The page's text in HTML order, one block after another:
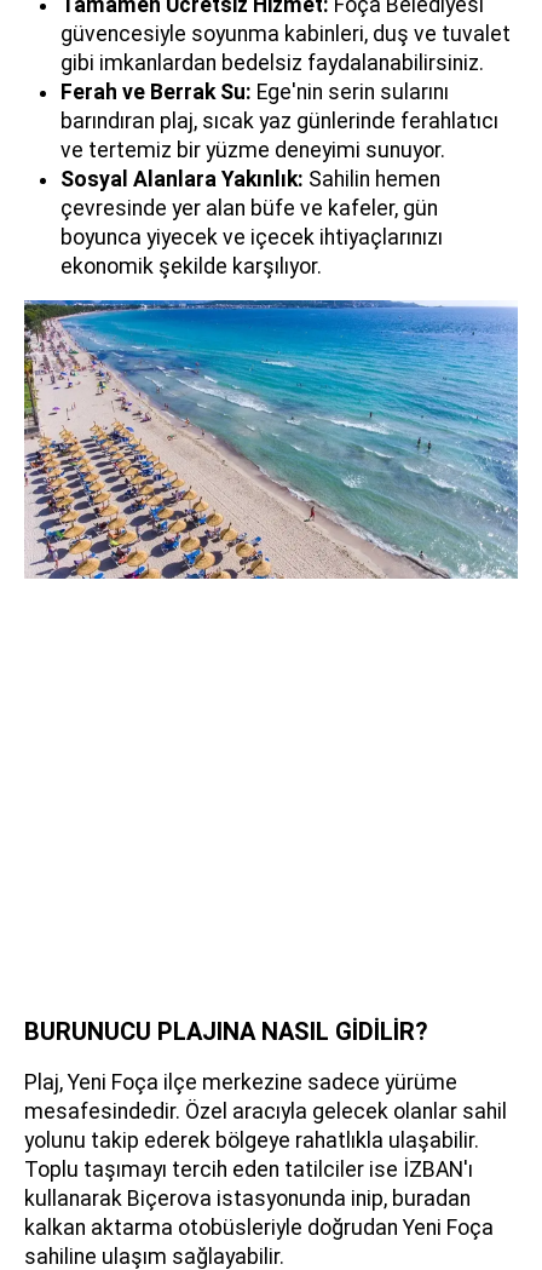
Tamamen Ücretsiz Hizmet: Foça Belediyesi
güvencesiyle soyunma kabinleri, duş ve tuvalet
gibi imkanlardan bedelsiz faydalanabilirsiniz.
Ferah ve Berrak Su: Ege'nin serin sularını
barındıran plaj, sıcak yaz günlerinde ferahlatıcı
ve tertemiz bir yüzme deneyimi sunuyor.
Sosyal Alanlara Yakınlık: Sahilin hemen
çevresinde yer alan büfe ve kafeler, gün
boyunca yiyecek ve içecek ihtiyaçlarınızı
ekonomik şekilde karşılıyor.
BURUNUCU PLAJINA NASIL GİDİLİR?
Plaj, Yeni Foça ilçe merkezine sadece yürüme
mesafesindedir. Özel aracıyla gelecek olanlar sahil
yolunu takip ederek bölgeye rahatlıkla ulaşabilir.
Toplu taşımayı tercih eden tatilciler ise İZBAN'ı
kullanarak Biçerova istasyonunda inip, buradan
kalkan aktarma otobüsleriyle doğrudan Yeni Foça
sahiline ulaşım sağlayabilir.